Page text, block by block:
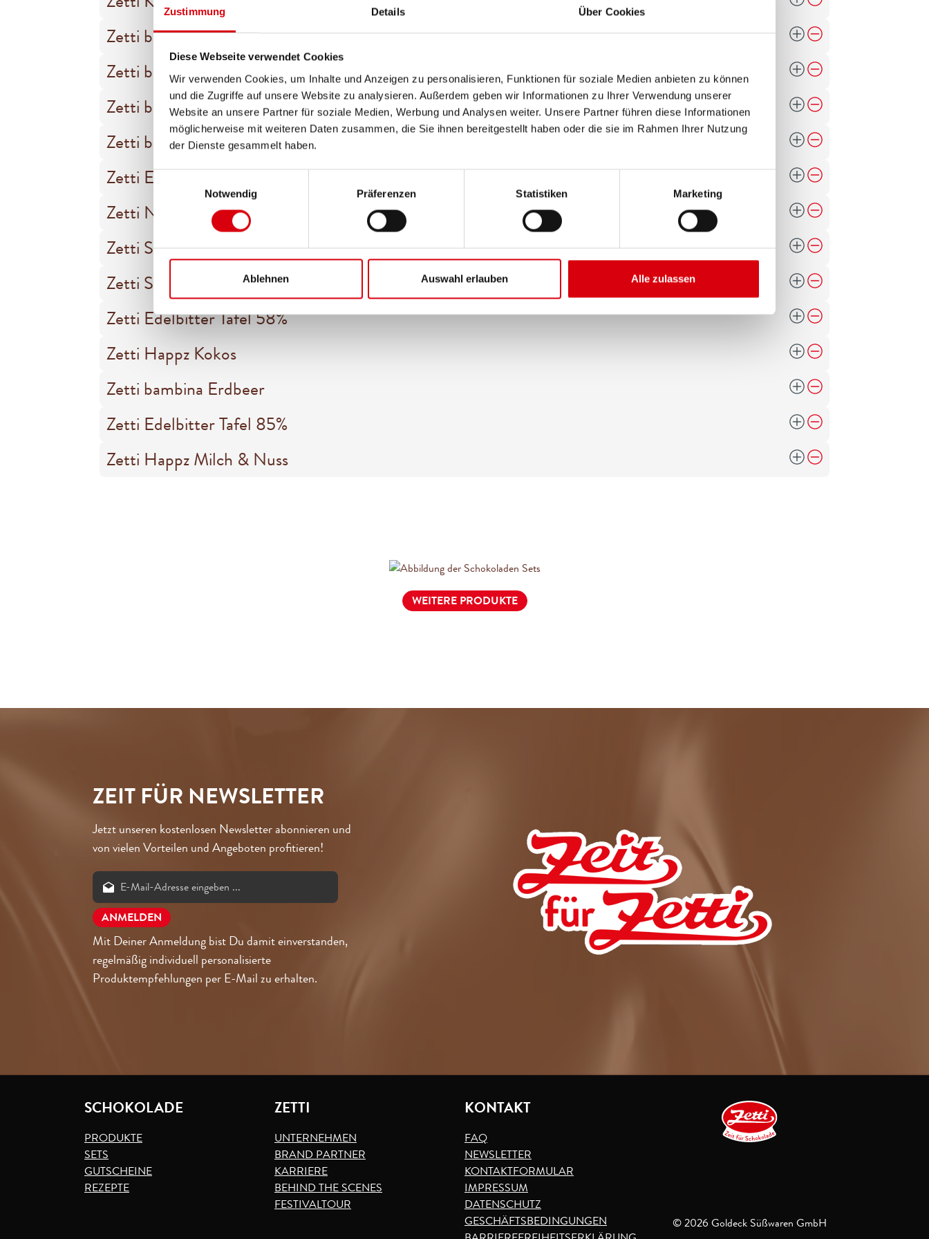
Zustimmung Details Über Cookies
Diese Webseite verwendet Cookies
Wir verwenden Cookies, um Inhalte und Anzeigen zu personalisieren, Funktionen für soziale Medien anbieten zu können
und die Zugriffe auf unsere Website zu analysieren. Außerdem geben wir Informationen zu Ihrer Verwendung unserer
Website an unsere Partner für soziale Medien, Werbung und Analysen weiter. Unsere Partner führen diese Informationen
möglicherweise mit weiteren Daten zusammen, die Sie ihnen bereitgestellt haben oder die sie im Rahmen Ihrer Nutzung
der Dienste gesammelt haben.
Notwendig
Präferenzen Statistiken Marketing
Ablehnen Auswahl erlauben Alle zulassen
Zetti bambina Vollmilch
Zetti bambina Weiß
Zetti bambina Zartbitter
Zetti bambina Eierlikör
Zetti Edelbitter Tafel 75%
Zetti Nugana
Zetti Schokoladenplätzchen
Zetti Schlagersüsstafel
Zetti Edelbitter Tafel 58%
Zetti Happz Kokos
Zetti bambina Erdbeer
Zetti Edelbitter Tafel 85%
Zetti Happz Milch & Nuss
WEITERE PRODUKTE
ZEIT FÜR NEWSLETTER
Jetzt unseren kostenlosen Newsletter abonnieren und
von vielen Vorteilen und Angeboten profitieren!
Mit Deiner Anmeldung bist Du damit einverstanden,
regelmäßig individuell personalisierte
Produktempfehlungen per E-Mail zu erhalten.
SCHOKOLADE
PRODUKTE
SETS
GUTSCHEINE
REZEPTE
ZETTI
UNTERNEHMEN
BRAND PARTNER
KARRIERE
BEHIND THE SCENES
FESTIVALTOUR
KONTAKT
FAQ
NEWSLETTER
KONTAKTFORMULAR
IMPRESSUM
DATENSCHUTZ
GESCHÄFTSBEDINGUNGEN
© 2026 Goldeck Süßwaren GmbH